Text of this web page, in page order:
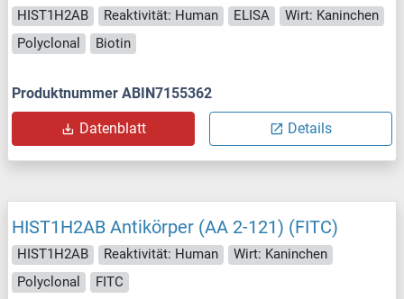
HIST1H2AB Reaktivität: Human ELISA
Wirt: Kaninchen
Polyclonal
Biotin
Produktnummer ABIN7155362
Datenblatt Details
HIST1H2AB Antikörper (AA 2-121) (FITC)
HIST1H2AB Reaktivität: Human
Wirt: Kaninchen
Polyclonal
FITC